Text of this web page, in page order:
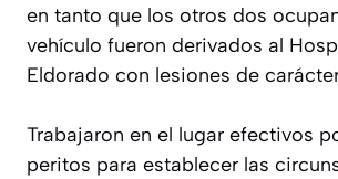
en tanto que los otros dos
vehículo fueron derivados al
Eldorado con lesiones de
Trabajaron en el lugar efectivos
peritos para establecer las